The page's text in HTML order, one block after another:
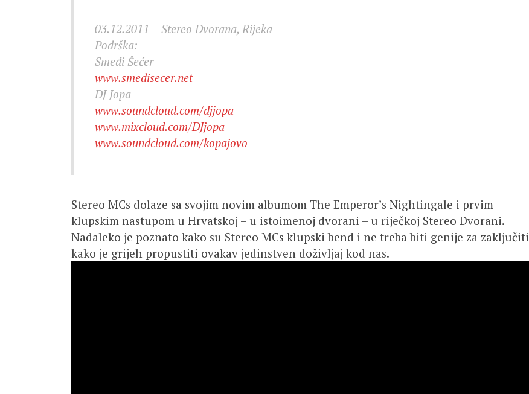
03.12.2011 – Stereo Dvorana, Rijeka
Podrška:
Smeđi Šećer
www.smedisecer.net
DJ Jopa
www.soundcloud.com/djjopa
www.mixcloud.com/DJjopa
www.soundcloud.com/kopajovo
Stereo MCs dolaze sa svojim novim albumom The Emperor’s Nightingale i prvim
klupskim nastupom u Hrvatskoj – u istoimenoj dvorani – u riječkoj Stereo Dvorani.
Nadaleko je poznato kako su Stereo MCs klupski bend i ne treba biti genije za zaključiti
kako je grijeh propustiti ovakav jedinstven doživljaj kod nas.